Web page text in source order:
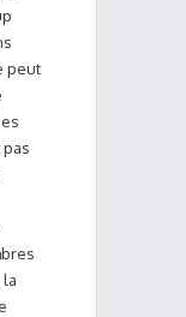
peut
la